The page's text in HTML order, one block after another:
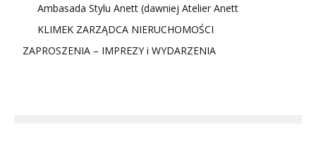
Ambasada Stylu Anett (dawniej Atelier Anett
KLIMEK ZARZĄDCA NIERUCHOMOŚCI
ZAPROSZENIA – IMPREZY i WYDARZENIA